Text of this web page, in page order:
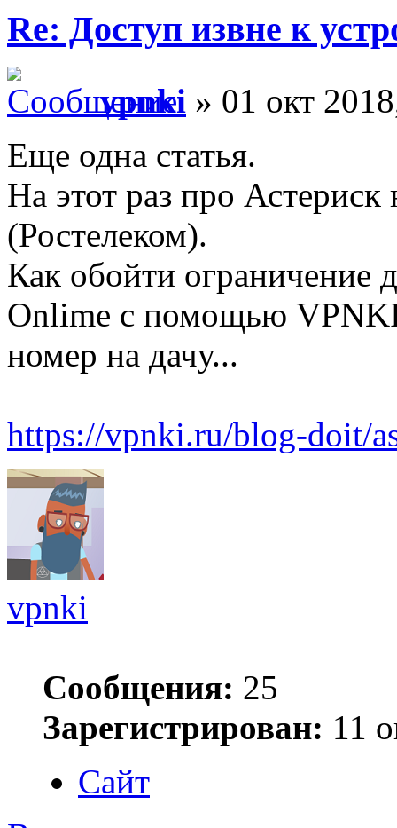
Re: Доступ извне к
vpnki » 01 окт
Еще одна статья.
На этот раз про
(Ростелеком).
Как обойти ограничение
Onlime с помощью
номер на дачу...
https://vpnki.ru/blog-doit/
vpnki
Сообщения: 25
Зарегистрирован: 11
Сайт